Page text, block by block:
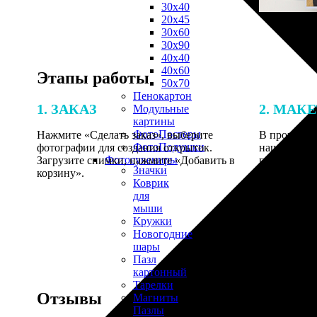
30х40
20х45
30х60
30х90
40х40
40х60
50х70
Пенокартон
Модульные
картины
ФотоПостеры
ФотоПодушки
Фотоcувениры
Значки
Коврик
для
мыши
Кружки
Новогодние
шары
Пазл
картонный
Тарелки
Магниты
Пазлы
Этапы работы
1. ЗАКАЗ
Нажмите «Сделать заказ», выберите
фотографии для создания открыток.
Загрузите снимки, нажмите «Добавить в
корзину».
2.
В процессе
наши
по
Отзывы